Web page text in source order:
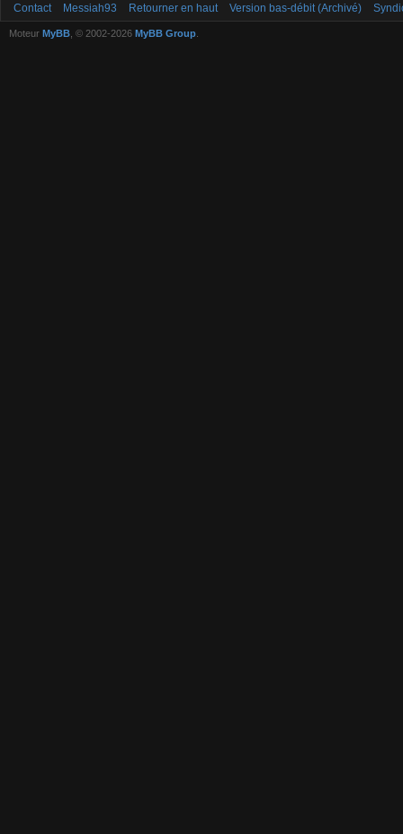
Contact Messiah93 Retourner en haut Version bas-débit (Archivé)
Moteur MyBB , © 2002-2026 MyBB Group